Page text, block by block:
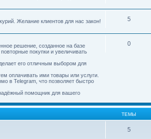
Желание клиентов для нас закон! 5
решение, созданное на базе
покупки и увеличивать
его отличным выбором для
оплачивать ими товары или услуги.
в Telegram, что позволяет быстро
помощник для вашего
0
ТЕМЫ
5